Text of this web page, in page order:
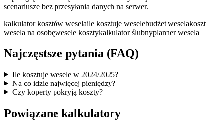
scenariusze bez przesyłania danych na serwer.
kalkulator kosztów weselaile kosztuje weselebudżet weselakoszt
wesela na osobęwesele kosztykalkulator ślubnyplanner wesela
Najczęstsze pytania (FAQ)
Ile kosztuje wesele w 2024/2025?
Na co idzie najwięcej pieniędzy?
Czy koperty pokryją koszty?
Powiązane kalkulatory